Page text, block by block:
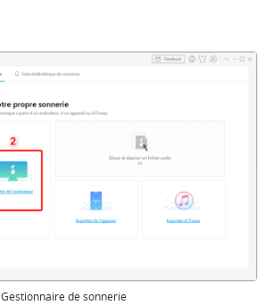
Gestionnaire de sonnerie